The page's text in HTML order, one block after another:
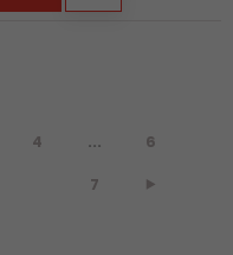
4 ... 6
7 ⯈